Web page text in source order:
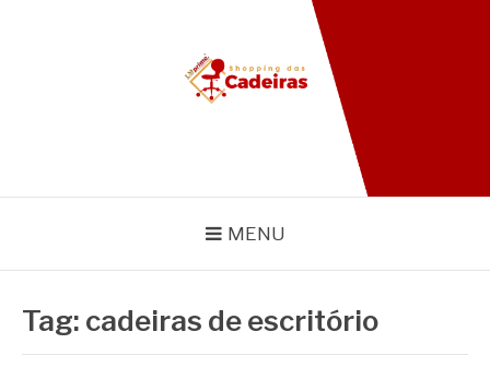
BLOG SHOPPING DAS
CADEIRAS
MENU
Tag: cadeiras de escritório